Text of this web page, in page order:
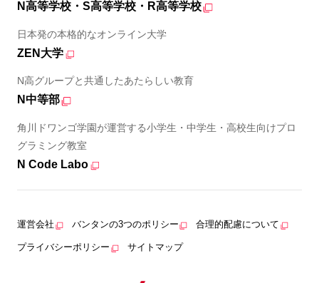
N高等学校・S高等学校・R高等学校
日本発の本格的なオンライン大学
ZEN大学
N高グループと共通したあたらしい教育
N中等部
角川ドワンゴ学園が運営する小学生・中学生・高校生向けプロ
グラミング教室
N Code Labo
運営会社 バンタンの3つのポリシー 合理的配慮について
プライバシーポリシー サイトマップ